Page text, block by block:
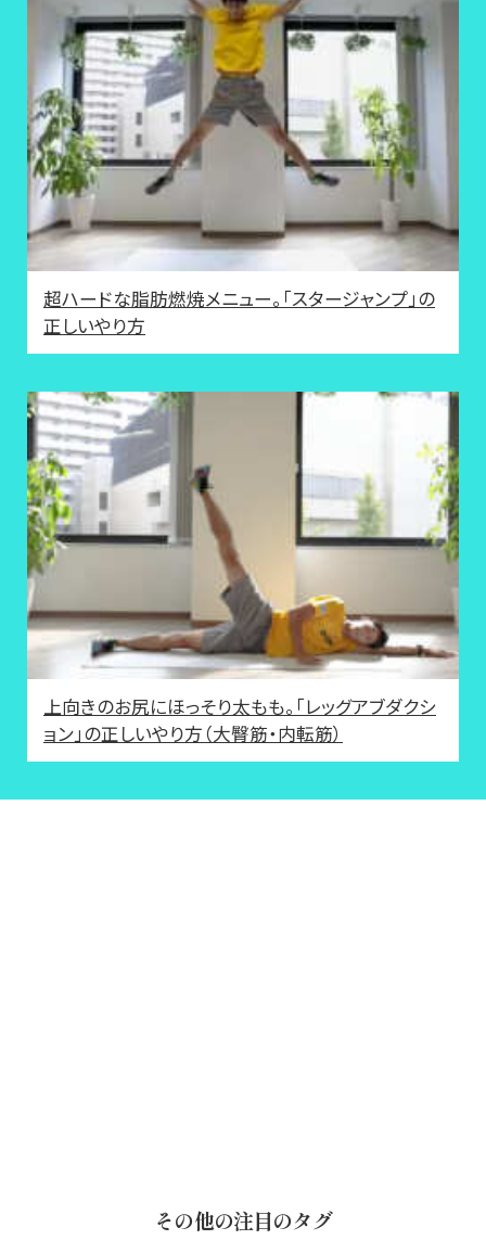
超ハードな脂肪燃焼メニュー。「スタージャンプ」の
正しいやり方
上向きのお尻にほっそり太もも。「レッグアブダクシ
ョン」の正しいやり方（大臀筋・内転筋）
その他の注目のタグ